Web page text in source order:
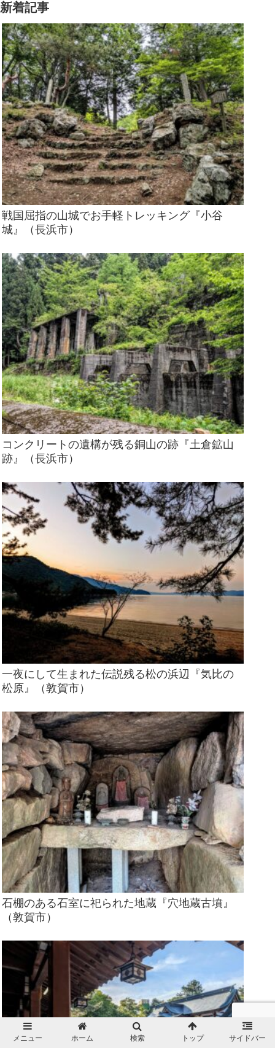
新着記事
戦国屈指の山城でお手軽トレッキング『小谷
城』（長浜市）
コンクリートの遺構が残る銅山の跡『土倉鉱山
跡』（長浜市）
一夜にして生まれた伝説残る松の浜辺『気比の
松原』（敦賀市）
石棚のある石室に祀られた地蔵『穴地蔵古墳』
（敦賀市）
メニュー ホーム 検索 トップ サイドバー